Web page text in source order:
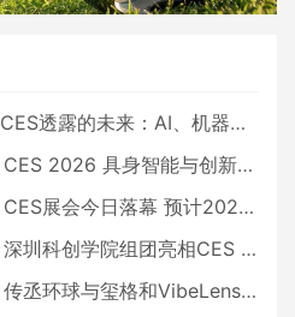
CES透露的未来：AI、机器人与智能生活大爆发
CES 2026 具身智能与创新领域 中国公司大放异彩
CES展会今日落幕 预计2026行业收入将超五千亿美元
深圳科创学院组团亮相CES 广受好评
传丞环球与玺格和VibeLens共同推出全新耳机